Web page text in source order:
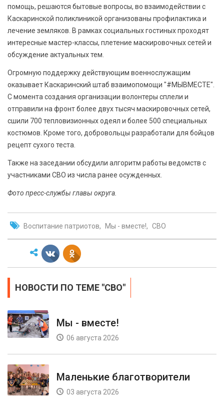
помощь, решаются бытовые вопросы, во взаимодействии с
Каскаринской поликлиникой организованы профилактика и
лечение земляков. В рамках социальных гостиных проходят
интересные мастер-классы, плетение маскировочных сетей и
обсуждение актуальных тем.
Огромную поддержку действующим военнослужащим
оказывает Каскаринский штаб взаимопомощи "#МЫВМЕСТЕ".
С момента создания организации волонтеры сплели и
отправили на фронт более двух тысяч маскировочных сетей,
сшили 700 тепловизионных одеял и более 500 специальных
костюмов. Кроме того, добровольцы разработали для бойцов
рецепт сухого теста.
Также на заседании обсудили алгоритм работы ведомств с
участниками СВО из числа ранее осужденных.
Фото пресс-службы главы округа.
Воспитание патриотов Мы - вместе! СВО
НОВОСТИ ПО ТЕМЕ "СВО"
Мы - вместе!
06 августа 2026
Маленькие благотворители
03 августа 2026